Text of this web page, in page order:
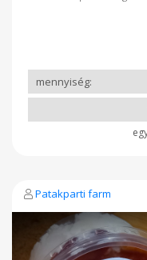
külső màs penèszre
tudjàtok rendelni extra
lesz mert 2 fèle
kicsepegèse közben
sùlyokat pontosan
Patakparti farm